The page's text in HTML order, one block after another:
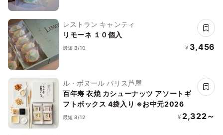
レストラン キャンティ
リモーネ １０個入
最短 8/10 ¥ 3,456
ル・ボヌール パリス芦屋
百年寿 衣焼 カシューナッツ アソートギ
フトボックス 4袋入り ※お中元2026
最短 8/12 ¥ 2,322～